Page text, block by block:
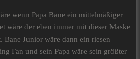
wenn Papa Bane ein mittelmäßiger
wäre der eben immer mit dieser Maske
Bane Junior wäre dann ein riesen
Fan und sein Papa wäre sein größter